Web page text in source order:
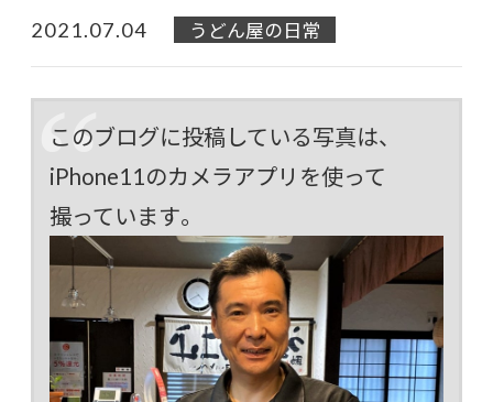
2021.07.04 うどん屋の日常
このブログに投稿している写真は、
iPhone11のカメラアプリを使って
撮っています。